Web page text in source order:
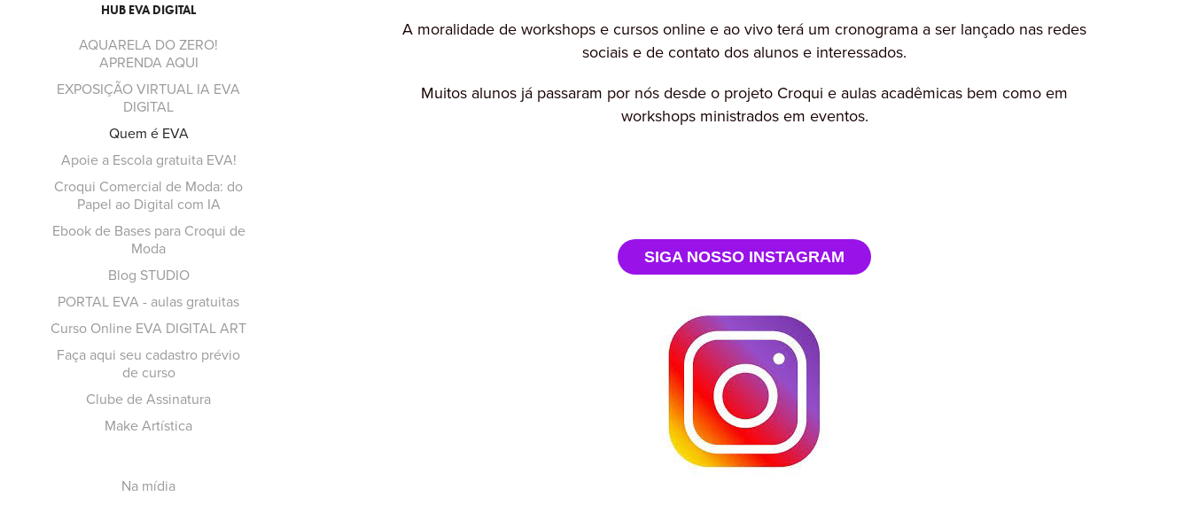
HUB EVA DIGITAL
AQUARELA DO ZERO!
APRENDA AQUI
EXPOSIÇÃO VIRTUAL IA EVA
DIGITAL
Quem é EVA
Apoie a Escola gratuita EVA!
Croqui Comercial de Moda: do
Papel ao Digital com IA
Ebook de Bases para Croqui de
Moda
Blog STUDIO
PORTAL EVA - aulas gratuitas
Curso Online EVA DIGITAL ART
Faça aqui seu cadastro prévio
de curso
Clube de Assinatura
Make Artística
Na mídia
A moralidade de workshops e cursos online e ao vivo terá um cronograma a ser lançado nas redes
sociais e de contato dos alunos e interessados.
Muitos alunos já passaram por nós desde o projeto Croqui e aulas acadêmicas bem como em
workshops ministrados em eventos.
SIGA NOSSO INSTAGRAM